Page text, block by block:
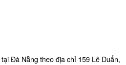
tại Đà Nẵng theo địa chỉ 159 Lê Duẩn,